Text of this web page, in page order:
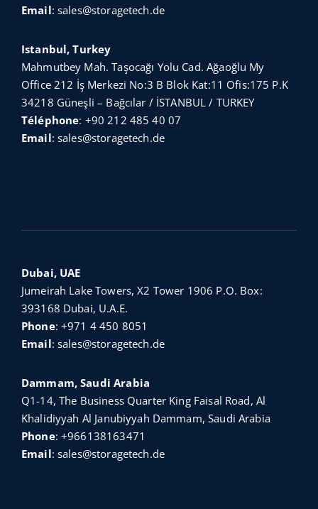
Email:sales@storagetech.de
Istanbul, Turkey
Mahmutbey Mah. Taşocağı Yolu Cad. Ağaoğlu My
Office 212 İş Merkezi No:3 B Blok Kat:11 Ofis:175 P.K
34218 Güneşli – Bağcılar / İSTANBUL / TURKEY
Téléphone: +90 212 485 40 07
Email:sales@storagetech.de
Dubai, UAE
Jumeirah Lake Towers, X2 Tower 1906 P.O. Box:
393168 Dubai, U.A.E.
Phone:+971 4 450 8051
Email:sales@storagetech.de
Dammam, Saudi Arabia
Q1-14, The Business Quarter King Faisal Road, Al
Khalidiyyah Al Janubiyyah Dammam, Saudi Arabia
Phone:+966138163471
Email:sales@storagetech.de